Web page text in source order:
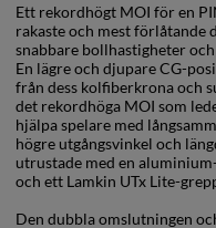
Ett rekordhögt MOI för en
rakaste och mest förlåtande
snabbare bollhastigheter
En lägre och djupare CG-
från dess kolfiberkrona och
det rekordhöga MOI som
hjälpa spelare med
högre utgångsvinkel och
utrustade med en
och ett Lamkin UTx Lite-
Den dubbla omslutningen